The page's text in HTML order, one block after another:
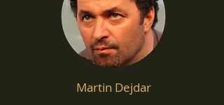
Martin Dejdar